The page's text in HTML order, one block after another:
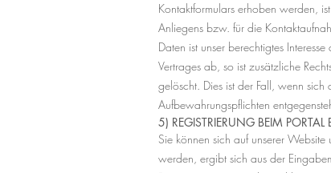
Kontaktformulars erhoben werden,
Anliegens bzw. für die
Daten ist unser berechtigtes
Vertrages ab, so ist zusätzliche
gelöscht. Dies ist der Fall, wenn sich
Aufbewahrungspflichten
5) REGISTRIERUNG BEIM
Sie können sich auf unserer
werden, ergibt sich aus der